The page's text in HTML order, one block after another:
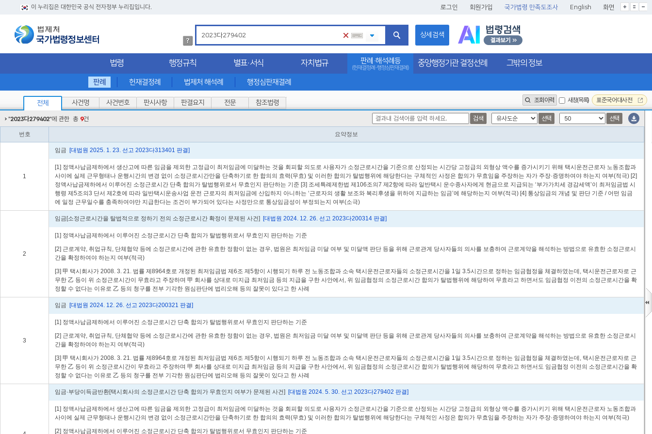
이 누리집은 대한민국 공식 전자정부 누리집입니다. 로그인 회원가입 국가법령 만족도조사 English 화면
글씨크기확대
글씨크기확대초기화
글씨크기축소
법
령
검
색
법
세
내
상세검색
법령 행정규칙 별표·서식 자치법규 판례·해석례등
(헌재결정례·행정심판재결례)
판례 헌재결정례 법제처 해석례 행정심판재결례
중앙행정기관 결정선례 그밖의 정보
전체 사건명 사건번호 판시사항 판결요지 전문 참조법령 조회이력 새창(목록) 표준국어대사전
"2023다279402"에 관한 총 9건 검색 선택 선택
번호 요약정보
1
임금 [대법원 2025. 1. 23. 선고 2023다313401 판결]
[1] 정액사납금제하에서 생산고에 따른 임금을 제외한 고정급이 최저임금에 미달하는 것을 회피할 의도로 사용자가 소정근로시간을 기준으로 산정되는 시간당 고정급의 외형상 액수를 증가시키기 위해 택시운전근로자 노동조합과
사이에 실제 근무형태나 운행시간의 변경 없이 소정근로시간만을 단축하기로 한 합의의 효력(무효) 및 이러한 합의가 탈법행위에 해당한다는 구체적인 사정은 합의가 무효임을 주장하는 자가 주장·증명하여야 하는지 여부(적극) [2]
정액사납금제하에서 이루어진 소정근로시간 단축 합의가 탈법행위로서 무효인지 판단하는 기준 [3] 조세특례제한법 제106조의7 제2항에 따라 일반택시 운수종사자에게 현금으로 지급되는 ‘부가가치세 경감세액’이 최저임금법 시
행령 제5조의3 단서 제2호에 따라 일반택시운송사업 운전 근로자의 최저임금에 산입하지 아니하는 ‘근로자의 생활 보조와 복리후생을 위하여 지급하는 임금’에 해당하는지 여부(적극) [4] 통상임금의 개념 및 판단 기준 / 어떤 임금
에 일정 근무일수를 충족하여야만 지급한다는 조건이 부가되어 있다는 사정만으로 통상임금성이 부정되는지 여부(소극)
2
임금[소정근로시간을 탈법적으로 정하기 전의 소정근로시간 확정이 문제된 사건] [대법원 2024. 12. 26. 선고 2023다200314 판결]
[1] 정액사납금제하에서 이루어진 소정근로시간 단축 합의가 탈법행위로서 무효인지 판단하는 기준
[2] 근로계약, 취업규칙, 단체협약 등에 소정근로시간에 관한 유효한 정함이 없는 경우, 법원은 최저임금 미달 여부 및 미달액 판단 등을 위해 근로관계 당사자들의 의사를 보충하여 근로계약을 해석하는 방법으로 유효한 소정근로시
간을 확정하여야 하는지 여부(적극)
[3] 甲 택시회사가 2008. 3. 21. 법률 제8964호로 개정된 최저임금법 제6조 제5항이 시행되기 하루 전 노동조합과 소속 택시운전근로자들의 소정근로시간을 1일 3.5시간으로 정하는 임금협정을 체결하였는데, 택시운전근로자로 근
무한 乙 등이 위 소정근로시간이 무효라고 주장하며 甲 회사를 상대로 미지급 최저임금 등의 지급을 구한 사안에서, 위 임금협정의 소정근로시간 합의가 탈법행위에 해당하여 무효라고 하면서도 임금협정 이전의 소정근로시간을 확
정할 수 없다는 이유로 乙 등의 청구를 전부 기각한 원심판단에 법리오해 등의 잘못이 있다고 한 사례
3
임금 [대법원 2024. 12. 26. 선고 2023다200321 판결]
[1] 정액사납금제하에서 이루어진 소정근로시간 단축 합의가 탈법행위로서 무효인지 판단하는 기준
[2] 근로계약, 취업규칙, 단체협약 등에 소정근로시간에 관한 유효한 정함이 없는 경우, 법원은 최저임금 미달 여부 및 미달액 판단 등을 위해 근로관계 당사자들의 의사를 보충하여 근로계약을 해석하는 방법으로 유효한 소정근로시
간을 확정하여야 하는지 여부(적극)
[3] 甲 택시회사가 2008. 3. 21. 법률 제8964호로 개정된 최저임금법 제6조 제5항이 시행되기 하루 전 노동조합과 소속 택시운전근로자들의 소정근로시간을 1일 3.5시간으로 정하는 임금협정을 체결하였는데, 택시운전근로자로 근
무한 乙 등이 위 소정근로시간이 무효라고 주장하며 甲 회사를 상대로 미지급 최저임금 등의 지급을 구한 사안에서, 위 임금협정의 소정근로시간 합의가 탈법행위에 해당하여 무효라고 하면서도 임금협정 이전의 소정근로시간을 확
정할 수 없다는 이유로 乙 등의 청구를 전부 기각한 원심판단에 법리오해 등의 잘못이 있다고 한 사례
임금·부당이득금반환[택시회사의 소정근로시간 단축 합의가 무효인지 여부가 문제된 사건] [대법원 2024. 5. 30. 선고 2023다279402 판결]
[1] 정액사납금제하에서 생산고에 따른 임금을 제외한 고정급이 최저임금에 미달하는 것을 회피할 의도로 사용자가 소정근로시간을 기준으로 산정되는 시간당 고정급의 외형상 액수를 증가시키기 위해 택시운전근로자 노동조합과
사이에 실제 근무형태나 운행시간의 변경 없이 소정근로시간만을 단축하기로 한 합의의 효력(무효) 및 이러한 합의가 탈법행위에 해당한다는 구체적인 사정은 합의가 무효임을 주장하는 자가 주장·증명하여야 하는지 여부(적극)
[2] 정액사납금제하에서 이루어진 소정근로시간 단축 합의가 탈법행위로서 무효인지 판단하는 기준